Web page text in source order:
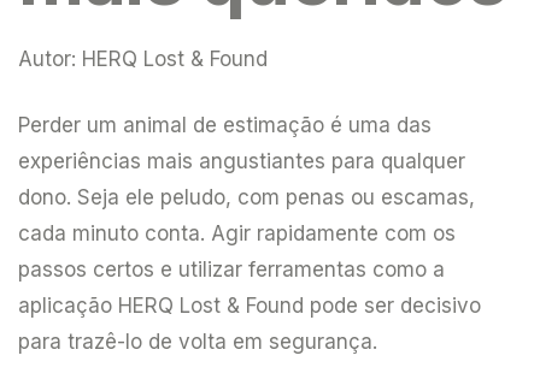
Autor: HERQ Lost & Found
Perder um animal de estimação é uma das
experiências mais angustiantes para qualquer
dono. Seja ele peludo, com penas ou escamas,
cada minuto conta. Agir rapidamente com os
passos certos e utilizar ferramentas como a
aplicação HERQ Lost & Found pode ser decisivo
para trazê-lo de volta em segurança.